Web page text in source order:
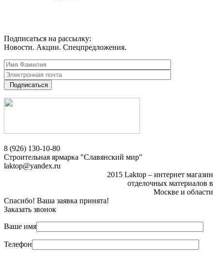
Подписаться на рассылку:
Новости. Акции. Спецпредложения.
Подписаться
8 (926) 130-10-80
Строительная ярмарка "Славянский мир"
laktop@yandex.ru
2015 Laktop – интернет магазин
отделочных материалов в
Москве и области
Спасибо! Ваша заявка принята!
Заказать звонок
Ваше имя
Телефон